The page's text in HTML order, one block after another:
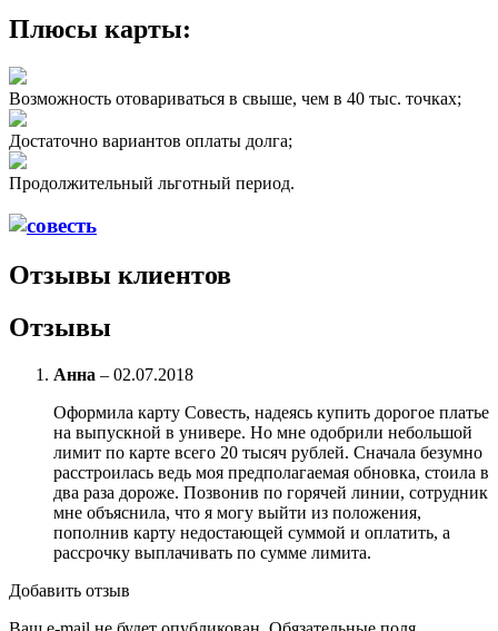
Плюсы карты:
Возможность отовариваться в свыше, чем в 40 тыс. точках;
Достаточно вариантов оплаты долга;
Продолжительный льготный период.
Отзывы клиентов
Отзывы
Анна – 02.07.2018
Оформила карту Совесть, надеясь купить дорогое платье
на выпускной в универе. Но мне одобрили небольшой
лимит по карте всего 20 тысяч рублей. Сначала безумно
расстроилась ведь моя предполагаемая обновка, стоила в
два раза дороже. Позвонив по горячей линии, сотрудник
мне объяснила, что я могу выйти из положения,
пополнив карту недостающей суммой и оплатить, а
рассрочку выплачивать по сумме лимита.
Добавить отзыв